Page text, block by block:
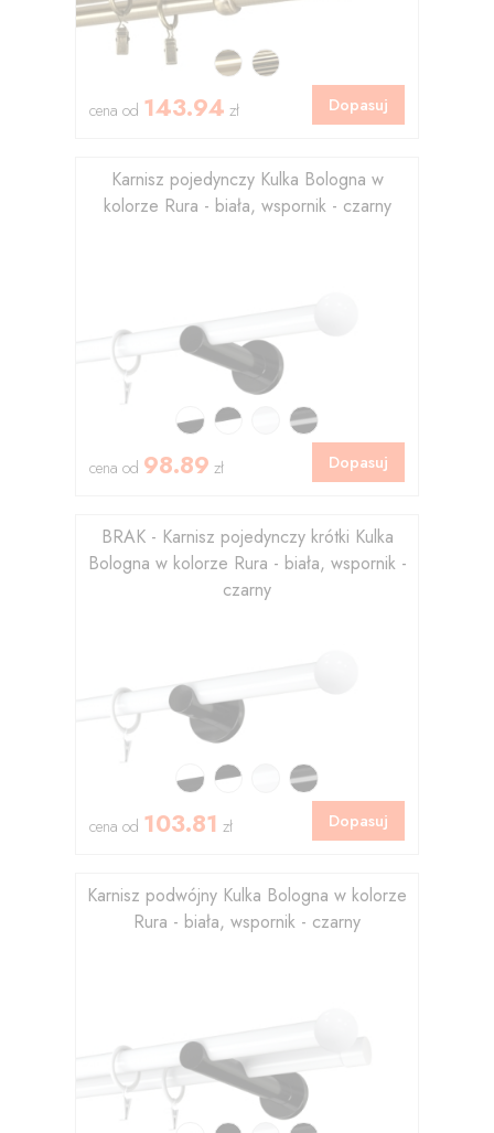
cena od 143.94 zł Dopasuj
Karnisz pojedynczy Kulka Bologna w
kolorze Rura - biała, wspornik - czarny
cena od 98.89 zł Dopasuj
BRAK - Karnisz pojedynczy krótki Kulka
Bologna w kolorze Rura - biała, wspornik -
czarny
cena od 103.81 zł Dopasuj
Karnisz podwójny Kulka Bologna w kolorze
Rura - biała, wspornik - czarny